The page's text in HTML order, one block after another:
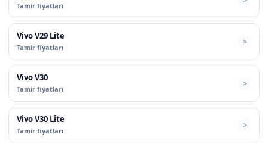
Tamir fiyatları
Vivo V29 Lite
Tamir fiyatları
Vivo V30
Tamir fiyatları
Vivo V30 Lite
Tamir fiyatları